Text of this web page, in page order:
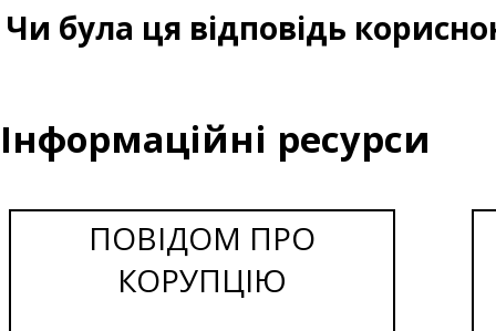
Чи була ця відповідь
Інформаційні ресурси
ПОВІДОМ ПРО
КОРУПЦІЮ